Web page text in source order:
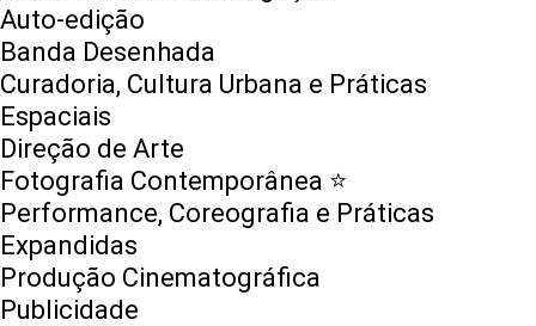
Auto-edição
Banda Desenhada
Curadoria, Cultura Urbana e Práticas
Espaciais
Direção de Arte
Fotografia Contemporânea ⭐️
Performance, Coreografia e Práticas
Expandidas
Produção Cinematográfica
Publicidade